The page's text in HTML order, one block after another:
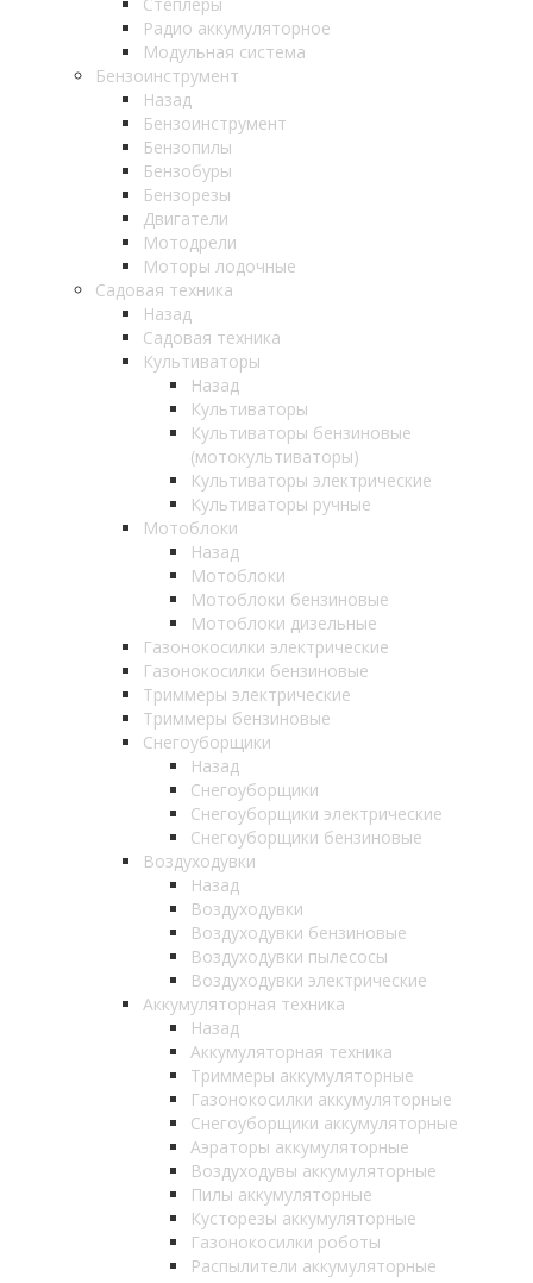
Радио аккумуляторное
Модульная система
Бензоинструмент
Назад
Бензоинструмент
Бензопилы
Бензобуры
Бензорезы
Двигатели
Мотодрели
Моторы лодочные
Садовая техника
Назад
Садовая техника
Культиваторы
Назад
Культиваторы
Культиваторы бензиновые
(мотокультиваторы)
Культиваторы электрические
Культиваторы ручные
Мотоблоки
Назад
Мотоблоки
Мотоблоки бензиновые
Мотоблоки дизельные
Газонокосилки электрические
Газонокосилки бензиновые
Триммеры электрические
Триммеры бензиновые
Снегоуборщики
Назад
Снегоуборщики
Снегоуборщики электрические
Снегоуборщики бензиновые
Воздуходувки
Назад
Воздуходувки
Воздуходувки бензиновые
Воздуходувки пылесосы
Воздуходувки электрические
Аккумуляторная техника
Назад
Аккумуляторная техника
Триммеры аккумуляторные
Газонокосилки аккумуляторные
Снегоуборщики аккумуляторные
Аэраторы аккумуляторные
Воздуходувы аккумуляторные
Пилы аккумуляторные
Кусторезы аккумуляторные
Газонокосилки роботы
Распылители аккумуляторные